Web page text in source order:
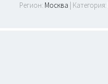
Регион: Москва | Категория: